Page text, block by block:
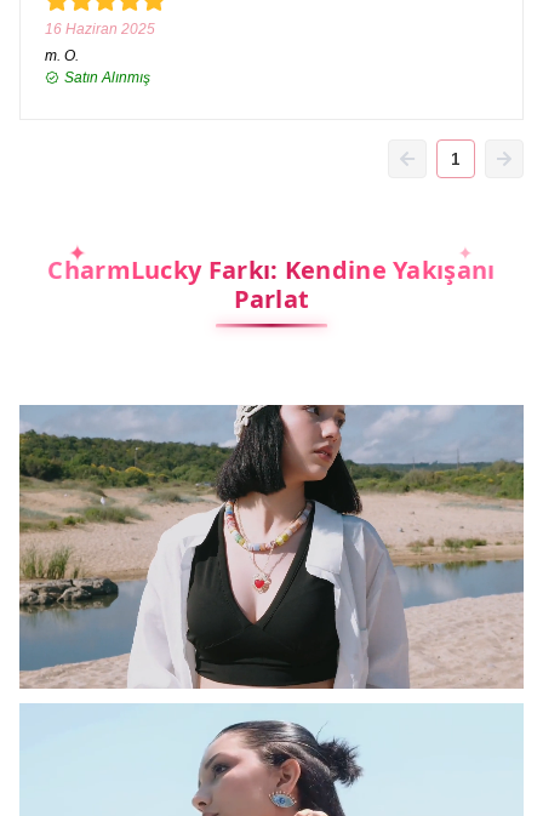
16 Haziran 2025
m. O.
Satın Alınmış
1
CharmLucky Farkı: Kendine Yakışanı
Parlat